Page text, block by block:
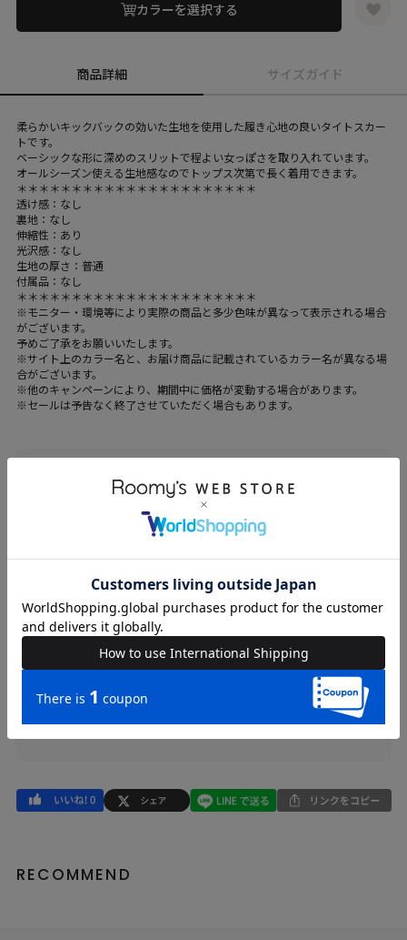
カラーを選択する
商品詳細 サイズガイド
柔らかいキックバックの効いた生地を使用した履き心地の良いタイトスカー
トです。
ベーシックな形に深めのスリットで程よい女っぽさを取り入れています。
オールシーズン使える生地感なのでトップス次第で長く着用できます。
＊＊＊＊＊＊＊＊＊＊＊＊＊＊＊＊＊＊＊＊＊＊
透け感：なし
裏地：なし
伸縮性：あり
光沢感：なし
生地の厚さ：普通
付属品：なし
＊＊＊＊＊＊＊＊＊＊＊＊＊＊＊＊＊＊＊＊＊＊
※モニター・環境等により実際の商品と多少色味が異なって表示される場合
がございます。
予めご了承をお願いいたします。
※サイト上のカラー名と、お届け商品に記載されているカラー名が異なる場
合がございます。
※他のキャンペーンにより、期間中に価格が変動する場合があります。
※セールは予告なく終了させていただく場合もあります。
SPIRALGIRL
WOMENS > スカート > スカート
送料
605 円 (税込) （
返品特約
品名
品番
64222126
RECOMMEND